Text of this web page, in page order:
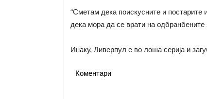
“Сметам дека поискусните и постарите
дека мора да се врати на одбранбените
Инаку, Ливерпул е во лоша серија и
Коментари